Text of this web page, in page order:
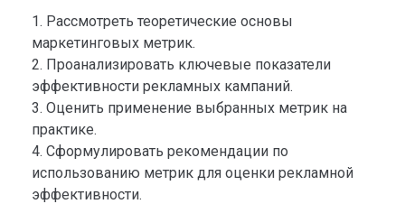
1. Рассмотреть теоретические основы
маркетинговых метрик.
2. Проанализировать ключевые показатели
эффективности рекламных кампаний.
3. Оценить применение выбранных метрик на
практике.
4. Сформулировать рекомендации по
использованию метрик для оценки рекламной
эффективности.